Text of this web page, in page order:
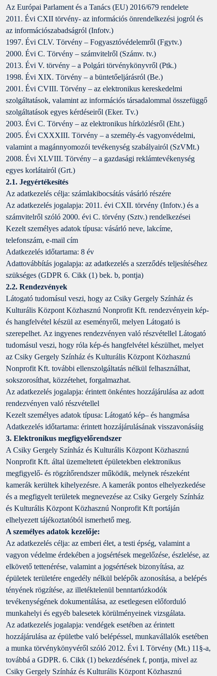
Az Európai Parlament és a Tanács (EU) 2016/679 rendelete
2011. Évi CXII törvény- az információs önrendelkezési jogról és
az információszabadságról (Infotv.)
1997. Évi CLV. Törvény – Fogyasztóvédelemről (Fgytv.)
2000. Évi C. Törvény – számvitelről (Számv. tv.)
2013. Évi V. törvény – a Polgári törvénykönyvről (Ptk.)
1998. Évi XIX. Törvény – a büntetőeljárásról (Be.)
2001. Évi CVIII. Törvény – az elektronikus kereskedelmi
szolgáltatások, valamint az információs társadalommal összefüggő
szolgáltatások egyes kérdéseiről (Eker. Tv.)
2003. Évi C. Törvény – az elektronikus hírközlésről (Eht.)
2005. Évi CXXXIII. Törvény – a személy-és vagyonvédelmi,
valamint a magánnyomozói tevékenység szabályairól (SzVMt.)
2008. Évi XLVIII. Törvény – a gazdasági reklámtevékenység
egyes korlátairól (Grt.)
2.1. Jegyértékesítés
Az adatkezelés célja: számlakibocsátás vásárló részére
Az adatkezelés jogalapja: 2011. évi CXII. törvény (Infotv.) és a
számvitelről szóló 2000. évi C. törvény (Sztv.) rendelkezései
Kezelt személyes adatok típusa: vásárló neve, lakcíme,
telefonszám, e-mail cím
Adatkezelés időtartama: 8 év
Adattovábbítás jogalapja: az adatkezelés a szerződés teljesítéséhez
szükséges (GDPR 6. Cikk (1) bek. b, pontja)
2.2. Rendezvények
Látogató tudomásul veszi, hogy az Csiky Gergely Színház és
Kulturális Központ Közhasznú Nonprofit Kft. rendezvényein kép-
és hangfelvétel készül az eseményről, melyen Látogató is
szerepelhet. Az ingyenes rendezvényen való részvétellel Látogató
tudomásul veszi, hogy róla kép-és hangfelvétel készülhet, melyet
az Csiky Gergely Színház és Kulturális Központ Közhasznú
Nonprofit Kft. további ellenszolgáltatás nélkül felhasználhat,
sokszorosíthat, közzétehet, forgalmazhat.
Az adatkezelés jogalapja: érintett önkéntes hozzájárulása az adott
rendezvényen való részvétellel
Kezelt személyes adatok típusa: Látogató kép– és hangmása
Adatkezelés időtartama: érintett hozzájárulásának visszavonásáig
3. Elektronikus megfigyelőrendszer
A Csiky Gergely Színház és Kulturális Központ Közhasznú
Nonprofit Kft. által üzemeltetett épületekben elektronikus
megfigyelő- és rögzítőrendszer működik, melynek részeként
kamerák kerültek kihelyezésre. A kamerák pontos elhelyezkedése
és a megfigyelt területek megnevezése az Csiky Gergely Színház
és Kulturális Központ Közhasznú Nonprofit Kft portáján
elhelyezett tájékoztatóból ismerhető meg.
A személyes adatok kezelője:
Az adatkezelés célja: az emberi élet, a testi épség, valamint a
vagyon védelme érdekében a jogsértések megelőzése, észlelése, az
elkövető tettenérése, valamint a jogsértések bizonyítása, az
épületek területére engedély nélkül belépők azonosítása, a belépés
tényének rögzítése, az illetéktelenül benntartózkodók
tevékenységének dokumentálása, az esetlegesen előforduló
munkahelyi és egyéb balesetek körülményeinek vizsgálata.
Az adatkezelés jogalapja: vendégek esetében az érintett
hozzájárulása az épületbe való belépéssel, munkavállalók esetében
a munka törvénykönyvéről szóló 2012. Évi I. Törvény (Mt.) 11§-a,
továbbá a GDPR. 6. Cikk (1) bekezdésének f, pontja, mivel az
Csiky Gergely Színház és Kulturális Központ Közhasznú